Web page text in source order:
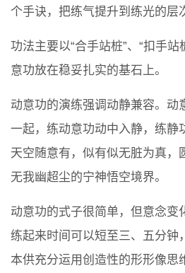
个手诀，把练气提升到练光的层
功法主要以“合手站桩”、“扣手
意功放在稳妥扎实的基石上。
动意功的演练强调动静兼容。动
一起，练动意功动中入静，练静
天空随意有，似有似无脏为真，
无我幽超尘的宁神悟空境界。
动意功的式子很简单，但意念变
练起来时间可以短至三、五分钟
本供充分运用创造性的形形像思